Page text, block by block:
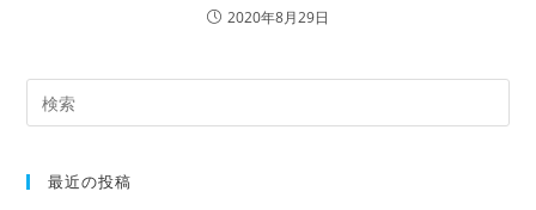
2020年8月29日
最近の投稿